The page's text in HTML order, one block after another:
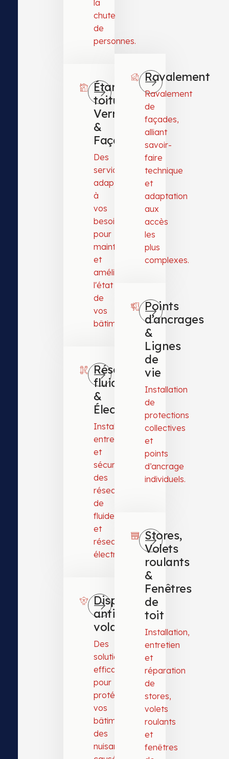
la
chute
de
personnes.
Étanchéité
toitures,
Verrières
&
Façades
Des
services
adaptés
à
vos
besoins
pour
maintenir
et
améliorer
l'état
de
vos
bâtiments.
Réseaux
fluides
&
Électriques
Installation,
entretien
et
sécurisation
des
réseaux
de
fluides
et
réseaux
électriques.
Dispositifs
anti
volatiles
Des
solutions
efficaces
pour
protéger
vos
bâtiments
des
nuisances
Ravalement
Ravalement
de
façades,
alliant
savoir-
faire
technique
et
adaptation
aux
accès
les
plus
complexes.
Points
d’ancrages
&
Lignes
de
vie
Installation
de
protections
collectives
et
points
d’ancrage
individuels.
Stores,
Volets
roulants
&
Fenêtres
de
toit
Installation,
entretien
et
réparation
de
stores,
volets
roulants
et
fenêtres